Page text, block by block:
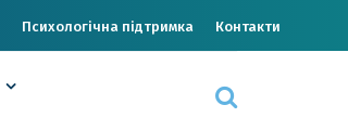
Психологічна підтримка Контакти